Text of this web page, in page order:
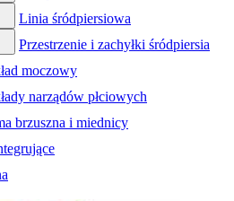
Linia śródpiersiowa
Przestrzenie i zachyłki śródpiersia
moczowy
narządów płciowych
brzuszna i miednicy